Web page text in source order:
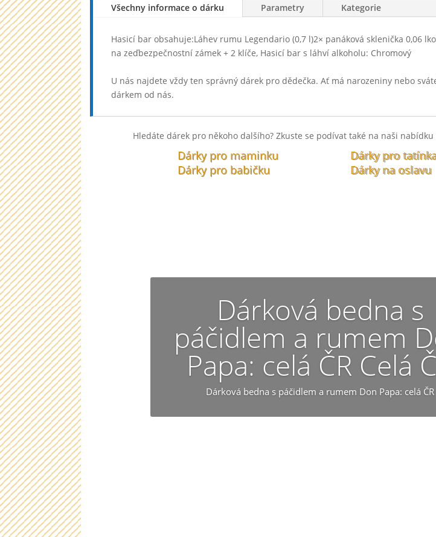
Všechny informace o dárku Parametry Kategorie
Hasicí bar obsahuje:Láhev rumu Legendario (0,7 l)2× panáková sklenička 0,06
na zeďbezpečnostní zámek + 2 klíče, Hasicí bar s láhví alkoholu: Chromový
U nás najdete vždy ten správný dárek pro dědečka. Ať má narozeniny nebo
dárkem od nás.
Hledáte dárek pro někoho dalšího? Zkuste se podívat také na naši
Dárky pro maminku
Dárky pro babičku
Dárky pro
Dárky na oslavu
Dárková bedna s
páčidlem a rumem
Papa: celá ČR Celá
Dárková bedna s páčidlem a rumem Don Papa: celá ČR